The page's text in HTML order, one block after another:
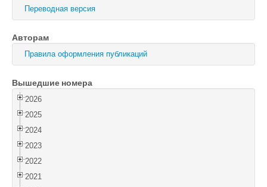
Физика и техника полупроводников
Оптика и спектроскопия
Поиск
Войти
Переводная версия
Авторам
Правила оформления публикаций
Вышедшие номера
2026
2025
2024
2023
2022
2021